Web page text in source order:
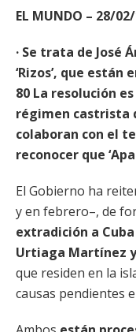
EL MUNDO – 28/
· Se trata de José
‘Rizos’, que están
80 La resolución
régimen castrista
colaboran con el
reconocer que
El Gobierno ha
y en febrero–, de
extradición a
Urtiaga Martínez
que residen en la
causas pendientes